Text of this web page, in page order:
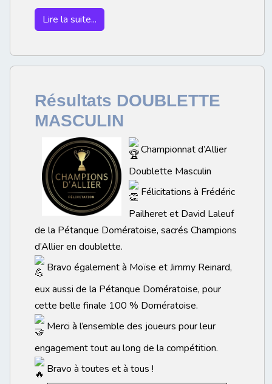
Lire la suite...
Résultats DOUBLETTE
MASCULIN
Championnat d’Allier
Doublette Masculin
Félicitations à Frédéric
Pailheret et David Laleuf
de la Pétanque Domératoise, sacrés Champions
d’Allier en doublette.
Bravo également à Moïse et Jimmy Reinard,
eux aussi de la Pétanque Domératoise, pour
cette belle finale 100 % Domératoise.
Merci à l’ensemble des joueurs pour leur
engagement tout au long de la compétition.
Bravo à toutes et à tous !